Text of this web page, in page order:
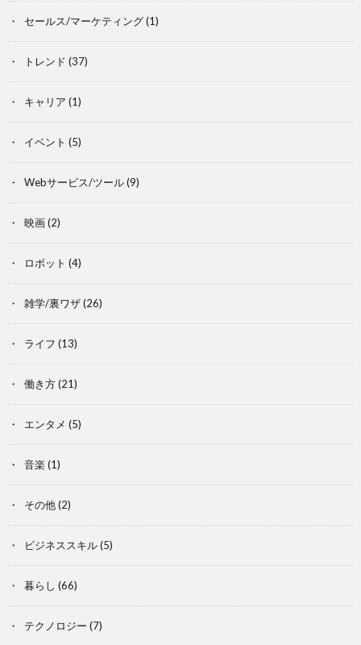
セールス/マーケティング(1)
トレンド (37)
キャリア (1)
イベント (5)
Webサービス/ツール(9)
映画(2)
ロボット (4)
雑学/裏ワザ(26)
ライフ (13)
働き方(21)
エンタメ (5)
音楽 (1)
その他(2)
ビジネススキル(5)
暮らし (66)
テクノロジー (7)